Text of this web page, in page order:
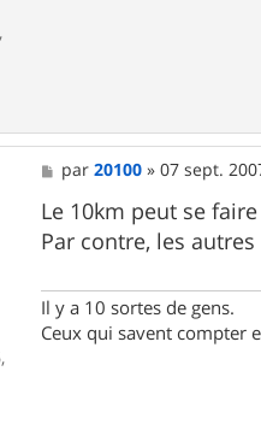
M
e
s
s
a
par20100 »07 sept.
Le 10km peut se
Par contre, les
Il y a 10 sortes de gens.
Ceux qui savent compter